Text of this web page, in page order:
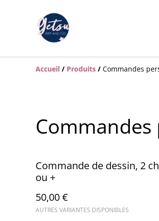
Accueil / Produits / Commandes
Commande de dessin, 2
ou +
50,00 €
AUTRES VARIANTES DISPONIBLES